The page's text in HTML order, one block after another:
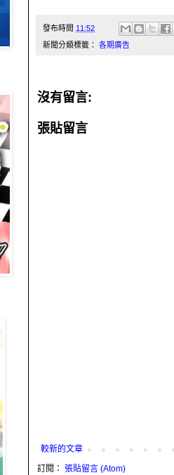
發布時間 11:52
新聞分類標籤： 各期廣告
沒有留言:
張貼留言
較新的文章
訂閱： 張貼留言 (Atom)